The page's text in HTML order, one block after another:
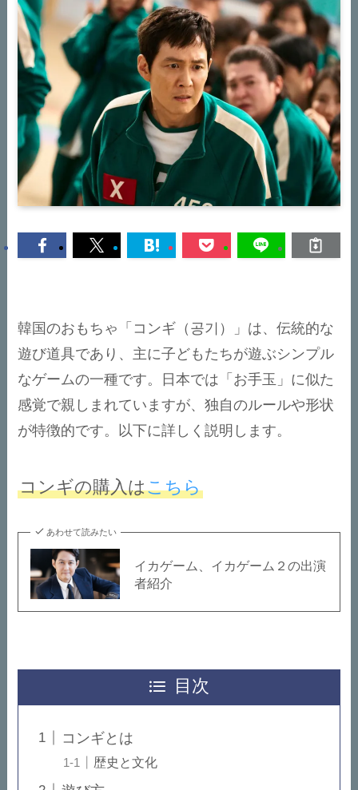
韓国のおもちゃ「コンギ（공기）」は、伝統的な
遊び道具であり、主に子どもたちが遊ぶシンプル
なゲームの一種です。日本では「お手玉」に似た
感覚で親しまれていますが、独自のルールや形状
が特徴的です。以下に詳しく説明します。
コンギの購入はこちら
あわせて読みたい
イカゲーム、イカゲーム２の出演
者紹介
目次
コンギとは
歴史と文化